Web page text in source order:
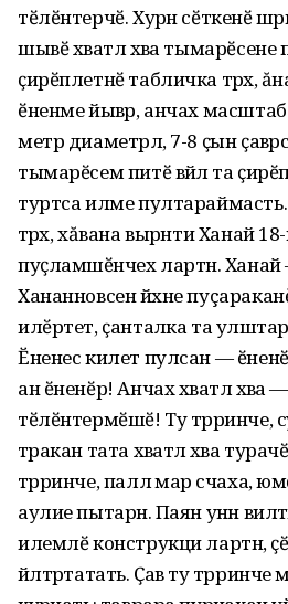
тӗлӗнтерчӗ. Хурӑн сӗткенӗ
шывӗ хӑватлӑ хӑва
ҫирӗплетнӗ табличка тӑрӑх,
ӗненме йывӑр, анчах
метр диаметрлӑ, 7-8 ҫын
тымарӗсем питӗ вӑйлӑ та
туртса илме пултараймасть.
тӑрӑх, хăвана вырӑнти Ханай
пуҫламӑшӗнчех лартнӑ.
Хананновсен йӑхне
илӗртет, ҫанталӑка та
Ӗненес килет пулсан —
ан ӗненӗр! Анчах хӑватлӑ хӑва —
тӗлӗнтермӗшӗ! Ту тӑрринче,
тӑракан тата хӑватлӑ хӑва
тӑрринче, паллӑ мар ӑсчаха,
аулие пытарнӑ. Паян унӑн
илемлӗ конструкци лартнӑ,
йӑлтӑртатать. Ҫав ту